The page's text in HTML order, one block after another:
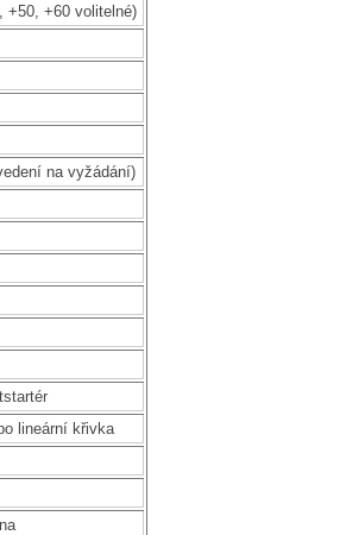
+50, +60 volitelné)
na vyžádání)
lineární křivka